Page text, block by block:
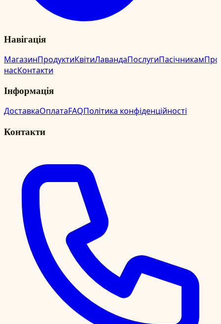
Навігація
МагазинПродуктиКвітиЛавандаПослугиПасічникамПро
насКонтакти
Інформація
ДоставкаОплатаFAQПолітика конфіденційності
Контакти